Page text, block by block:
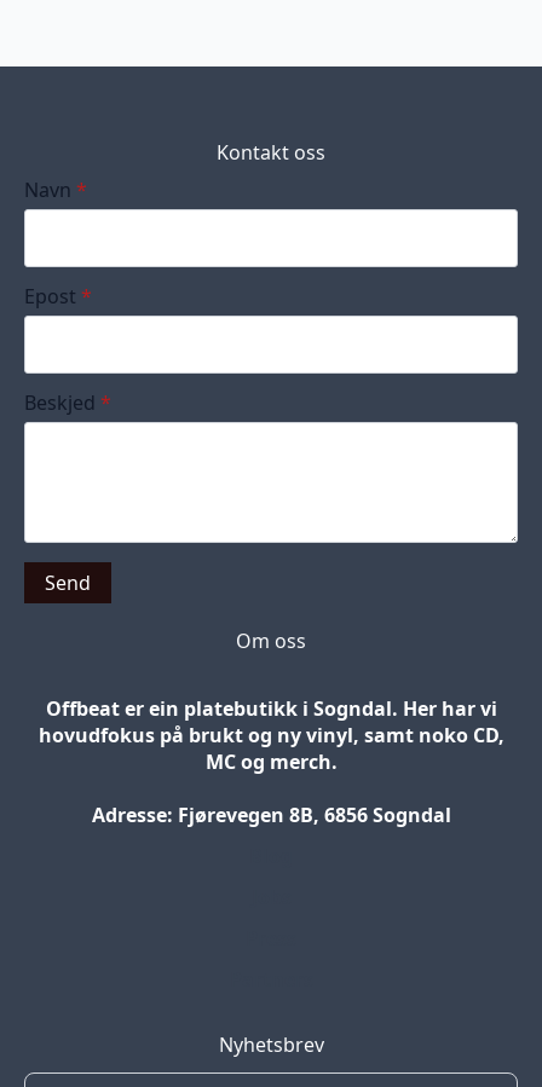
Kontakt oss
Navn *
Epost *
Beskjed *
Send
Om oss
Offbeat er ein platebutikk i Sogndal. Her har vi
hovudfokus på brukt og ny vinyl, samt noko CD,
MC og merch.
Adresse: Fjørevegen 8B, 6856 Sogndal
Nyhetsbrev